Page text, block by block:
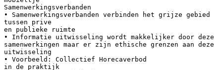
Samenwerkingsverbanden
• Samenwerkingsverbanden verbinden het grijze gebied
tussen prive
en publieke ruimte
• Informatie uitwisseling wordt makkelijker door deze
samenwerkingen maar er zijn ethische grenzen aan deze
uitwisseling
• Voorbeeld: Collectief Horecaverbod
in de praktijk